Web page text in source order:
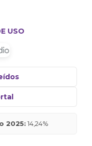
USO
2025: 14,24%